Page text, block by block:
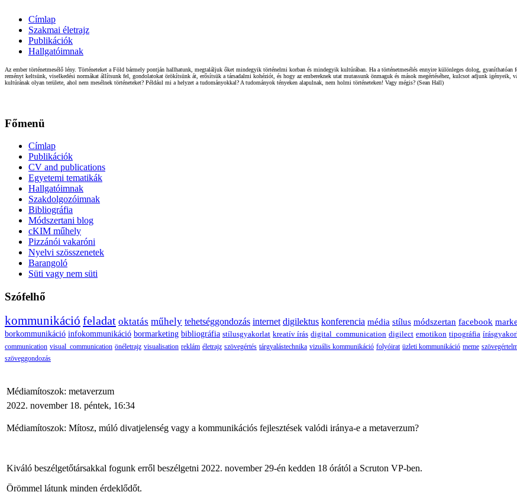
Címlap
Szakmai életrajz
Publikációk
Hallgatóimnak
Az ember történetmesélő lény. Történeteket a Föld bármely pontján hallhatunk, megtaláljuk őket mindegyik történelmi korban és mindegyik kultúrában. Ha a történetmesélés ennyire különleges dolog,
reményt keltsünk, viselkedési normákat állítsunk fel, gondolatokat örökítsünk át, erősítsük a társadalmi kohéziót, és hogy az embereknek utat mutassunk önmaguk és mások megértéséhez, kulcsot adjunk igényeik,
kultúrának olyan területe, ahol nem mesélnek történeteket? Például mi a helyzet a tudományokkal? A tudományok tényeken alapulnak, nem holmi történeteken! Vagy mégis? (Sean Hall)
Főmenü
Címlap
Publikációk
CV and publications
Egyetemi tematikák
Hallgatóimnak
Szakdolgozóimnak
Bibliográfia
Módszertani blog
cKIM műhely
Pizzánói vakaróni
Nyelvi szösszenetek
Barangoló
Süti vagy nem süti
Szófelhő
kommunikáció feladat oktatás műhely tehetséggondozás internet digilektus konferencia média stílus módszertan facebook
borkommunikáció infokommunikáció bormarketing bibliográfia stílusgyakorlat kreatív írás digital_communication digilect emotikon tipográfia
communication visual_communication önéletrajz visualisation reklám életrajz szövegértés tárgyalástechnika vizuális kommunikáció folyóirat üzleti kommunikáció meme
szöveggondozás
Médiamítoszok: metaverzum
2022. november 18. péntek, 16:34
Médiamítoszok: Mítosz, múló divatjelenség vagy a kommunikációs fejlesztések valódi iránya-e a metaverzum?
Kiváló beszélgetőtársakkal fogunk erről beszélgetni 2022. november 29-én kedden 18 órától a Scruton VP-ben.
Örömmel látunk minden érdeklődőt.